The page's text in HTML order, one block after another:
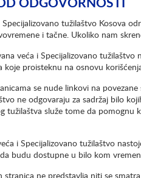
Specijalizovano tužilaštvo Kosova
i tačne. Ukoliko nam
veća i Specijalizovano
koje proisteknu na osnovu
se nude linkovi na
ne odgovaraju za sadržaj bilo
tužilaštva služe tome da
i Specijalizovano tužilaštvo
budu dostupne u bilo kom
stranica ne predstavlja niti se